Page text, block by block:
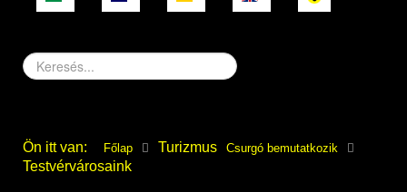
Keresés...
Ön itt van: Főlap Turizmus Csurgó bemutatkozik
Testvérvárosaink